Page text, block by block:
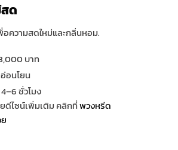
ด
ความสดใหม่และกลิ่นหอม.
บาท
นโยน
ชั่วโมง
ดีไซน์เพิ่มเติม คลิกที่พวงหรีด